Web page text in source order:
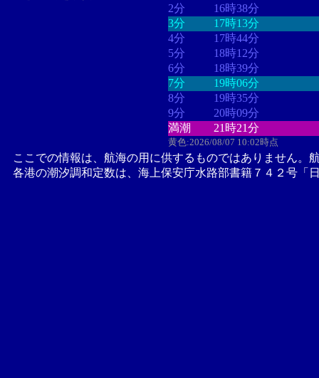
2分
16時38分
3分
17時13分
4分
17時44分
5分
18時12分
6分
18時39分
7分
19時06分
8分
19時35分
9分
20時09分
満潮
21時21分
黄色:2026/08/07 10:02時点
ここでの情報は、航海の用に供するものではありません。
各港の潮汐調和定数は、海上保安庁水路部書籍７４２号「